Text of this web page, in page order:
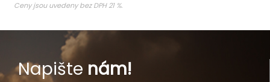
Ceny jsou uvedeny bez DPH 21 %.
Napište nám!